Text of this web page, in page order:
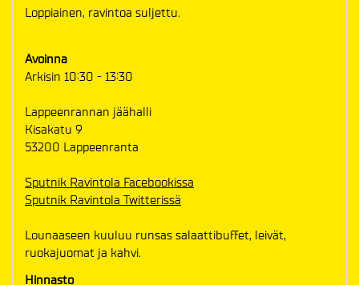
Loppiainen, ravintoa suljettu.
Avoinna
Arkisin 10:30 - 13:30
Lappeenrannan jäähalli
Kisakatu 9
53200 Lappeenranta
Sputnik Ravintola Facebookissa
Sputnik Ravintola Twitterissä
Lounaaseen kuuluu runsas salaattibuffet, leivät,
ruokajuomat ja kahvi.
Hinnasto